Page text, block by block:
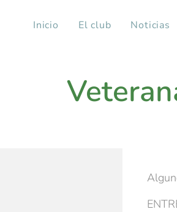
Inicio El club Noticias